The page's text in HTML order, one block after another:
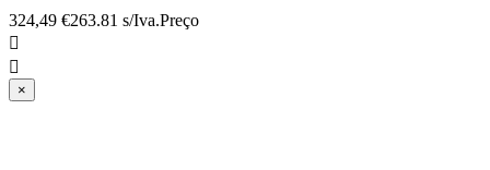
324,49 €263.81 s/Iva.Preço


×